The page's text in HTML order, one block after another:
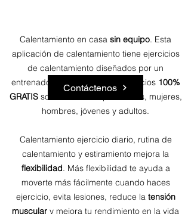
Calentamiento en casa sin equipo. Esta
aplicación de calentamiento tiene ejercicios
de calentamiento diseñados por un
entrenador profesional. Los ejercicios 100%
GRATIS son adecuados para todos, mujeres,
hombres, jóvenes y adultos.
Calentamiento ejercicio diario, rutina de
calentamiento y estiramiento mejora la
flexibilidad. Más flexibilidad te ayuda a
moverte más fácilmente cuando haces
ejercicio, evita lesiones, reduce latensión
muscular y mejora tu rendimiento en la vida
Contáctenos